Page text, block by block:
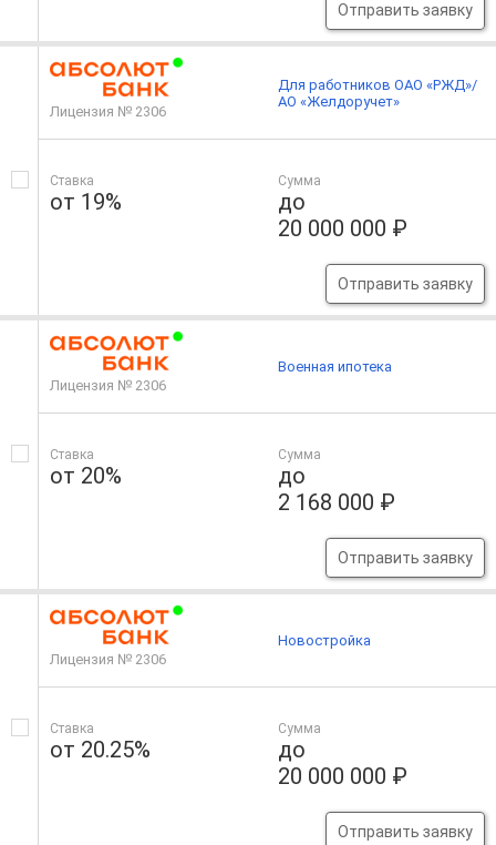
Отправить заявку
Лицензия № 2306
Ставка
от 19%
Сумма
до
20 000 000 ₽
Отправить заявку
Для работников ОАО «РЖД»/
АО «Желдоручет»
Лицензия № 2306
Ставка
от 20%
Сумма
до
2 168 000 ₽
Отправить заявку
Военная ипотека
Лицензия № 2306
Ставка
от 20.25%
Сумма
до
20 000 000 ₽
Отправить заявку
Новостройка